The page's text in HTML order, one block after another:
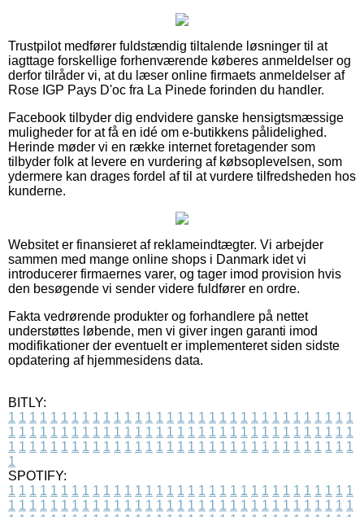
Trustpilot medfører fuldstændig tiltalende løsninger til at
iagttage forskellige forhenværende køberes anmeldelser og
derfor tilråder vi, at du læser online firmaets anmeldelser af
Rose IGP Pays D'oc fra La Pinede forinden du handler.
Facebook tilbyder dig endvidere ganske hensigtsmæssige
muligheder for at få en idé om e-butikkens pålidelighed.
Herinde møder vi en række internet foretagender som
tilbyder folk at levere en vurdering af købsoplevelsen, som
ydermere kan drages fordel af til at vurdere tilfredsheden hos
kunderne.
Websitet er finansieret af reklameindtægter. Vi arbejder
sammen med mange online shops i Danmark idet vi
introducerer firmaernes varer, og tager imod provision hvis
den besøgende vi sender videre fuldfører en ordre.
Fakta vedrørende produkter og forhandlere på nettet
understøttes løbende, men vi giver ingen garanti imod
modifikationer der eventuelt er implementeret siden sidste
opdatering af hjemmesidens data.
BITLY:
1 1 1 1 1 1 1 1 1 1 1 1 1 1 1 1 1 1 1 1 1 1 1 1 1 1 1 1 1 1 1 1 1
1 1 1 1 1 1 1 1 1 1 1 1 1 1 1 1 1 1 1 1 1 1 1 1 1 1 1 1 1 1 1 1 1
1 1 1 1 1 1 1 1 1 1 1 1 1 1 1 1 1 1 1 1 1 1 1 1 1 1 1 1 1 1 1 1 1
1
SPOTIFY:
1 1 1 1 1 1 1 1 1 1 1 1 1 1 1 1 1 1 1 1 1 1 1 1 1 1 1 1 1 1 1 1 1
1 1 1 1 1 1 1 1 1 1 1 1 1 1 1 1 1 1 1 1 1 1 1 1 1 1 1 1 1 1 1 1 1